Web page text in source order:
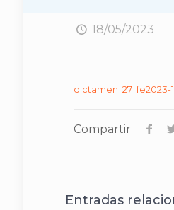
18/05/2023
dictamen_27_fe2023-1
Compartir
Entradas